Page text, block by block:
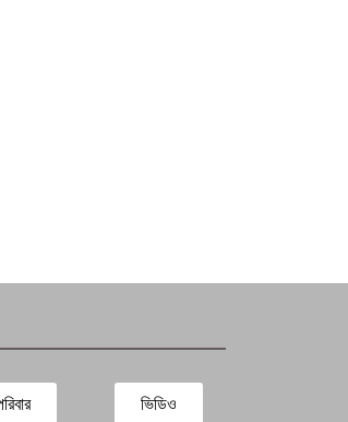
ভিডিও